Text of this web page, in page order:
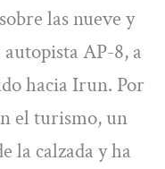
las nueve y
AP-8, a
hacia Irun. Por
el turismo, un
la calzada y ha